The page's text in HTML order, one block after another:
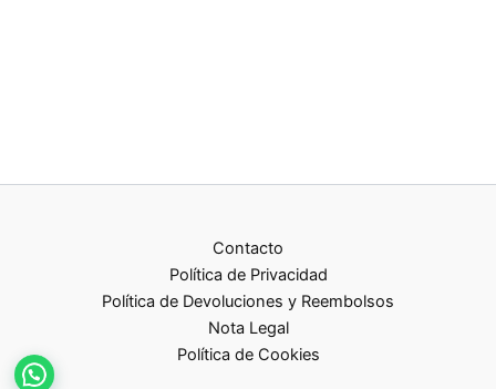
Contacto
Política de Privacidad
Política de Devoluciones y Reembolsos
Nota Legal
Política de Cookies